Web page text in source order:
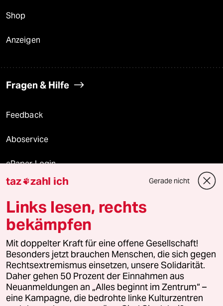
Shop
Anzeigen
Fragen & Hilfe
Feedback
Aboservice
ePaper Login
Downloads für Abonnierende
© 2026 taz Verlags und Vertriebs GmbH
Alle Rechte vorbehalten. Bei rechtlichen Fragen oder für Genehmigungen
wenden Sie sich bitte an
lizenzen@taz.de
Feedback Redaktionsstatut Kommune-Richtlinien
taz zahl ich Gerade nicht
Links lesen, rechts
bekämpfen
Mit doppelter Kraft für eine offene Gesellschaft!
Besonders jetzt brauchen Menschen, die sich gegen
Rechtsextremismus einsetzen, unsere Solidarität.
Daher gehen 50 Prozent der Einnahmen aus
Neuanmeldungen an „Alles beginnt im Zentrum“ –
eine Kampagne, die bedrohte linke Kulturzentren